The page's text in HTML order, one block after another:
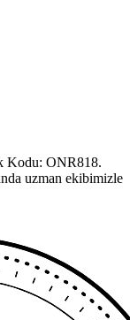
ONR818.
uzman ekibimizle